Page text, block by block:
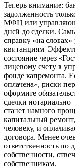
Теперь внимание:
задолженность
МФЦ или
дней до сделки.
справку «на
квитанциям.
состояние через
лицевому счету в
фонде капремонта.
оплачена», риски
оформите
сделки
станет намного
капитальный
человеку, и
договора. Менее
ответственность по
собственности,
собственникам.